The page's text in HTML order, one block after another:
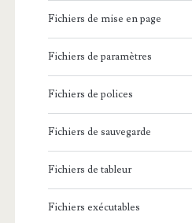
Fichiers de mise en page
Fichiers de paramètres
Fichiers de polices
Fichiers de sauvegarde
Fichiers de tableur
Fichiers exécutables